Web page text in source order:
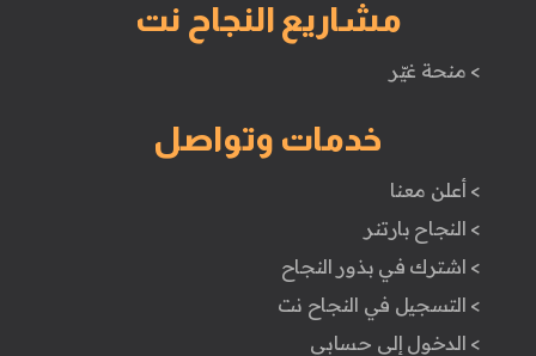
مشاريع النجاح نت
> منحة غيّر
خدمات وتواصل
> أعلن معنا
> النجاح بارتنر
> اشترك في بذور النجاح
> التسجيل في النجاح نت
> الدخول إلى حسابي